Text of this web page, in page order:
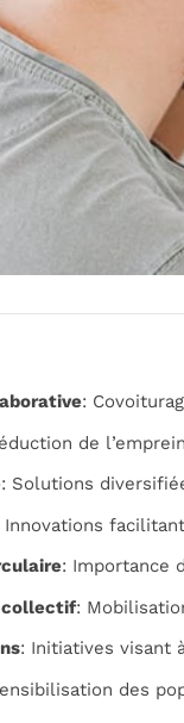
:
de
: Solutions
Innovations
: Importance
collectif:
: Initiatives visant
des